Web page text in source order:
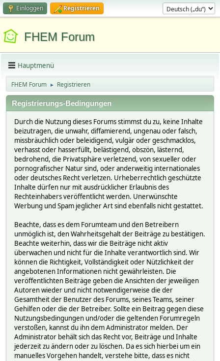
Einloggen Registrieren
FHEM Forum
Hauptmenü
FHEM Forum ► Registrieren
Registrierungs-Bedingungen
Durch die Nutzung dieses Forums stimmst du zu, keine Inhalte
beizutragen, die unwahr, diffamierend, ungenau oder falsch,
missbräuchlich oder beleidigend, vulgär oder geschmacklos,
verhasst oder hasserfüllt, belästigend, obszön, lästernd,
bedrohend, die Privatsphäre verletzend, von sexueller oder
pornografischer Natur sind, oder anderweitig internationales
oder deutsches Recht verletzen. Urheberrechtlich geschützte
Inhalte dürfen nur mit ausdrücklicher Erlaubnis des
Rechteinhabers veröffentlicht werden. Unerwünschte
Werbung und Spam jeglicher Art sind ebenfalls nicht gestattet.
Beachte, dass es dem Forumteam und den Betreibern
unmöglich ist, den Wahrheitsgehalt der Beiträge zu bestätigen.
Beachte weiterhin, dass wir die Beiträge nicht aktiv
überwachen und nicht für die Inhalte verantwortlich sind. Wir
können die Richtigkeit, Vollständigkeit oder Nützlichkeit der
angebotenen Informationen nicht gewährleisten. Die
veröffentlichten Beiträge geben die Ansichten der jeweiligen
Autoren wieder und nicht notwendigerweise die der
Gesamtheit der Benutzer des Forums, seines Teams, seiner
Gehilfen oder die der Betreiber. Sollte ein Beitrag gegen diese
Nutzungsbedingungen und/oder die geltenden Forumregeln
verstoßen, kannst du ihn dem Administrator melden. Der
Administrator behält sich das Recht vor, Beiträge und Inhalte
jederzeit zu ändern oder zu löschen. Da es sich hierbei um ein
manuelles Vorgehen handelt, verstehe bitte, dass es nicht